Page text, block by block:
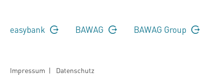
easybank BAWAG BAWAG Group
Impressum | Datenschutz